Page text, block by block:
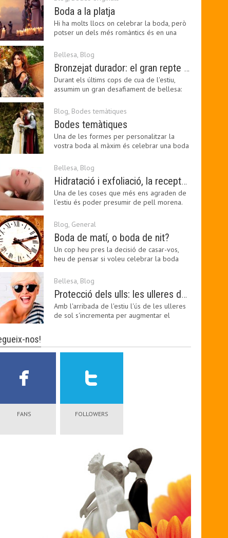
Boda a la platja
Hi ha molts llocs on celebrar la boda, però
potser un dels més romàntics és en una
Bellesa, Blog
Bronzejat durador: el gran repte beauty del final de l’estiu
Durant els últims cops de cua de l'estiu,
assumim un gran desafiament de bellesa:
Blog, Bodes temàtiques
Bodes temàtiques
Una de les formes per personalitzar la
vostra boda al màxim és celebrar una boda
Bellesa, Blog
Hidratació i exfoliació, la recepta per mantenir el bronzejat
Una de les coses que més ens agraden de
l'estiu és poder presumir de pell morena.
Blog, General
Boda de matí, o boda de nit?
Un cop heu pres la decisió de casar-vos,
heu de pensar si voleu celebrar la boda
Bellesa, Blog
Protecció dels ulls: les ulleres de sol, imprescindibles en una boda estiuenca
Amb l'arribada de l'estiu l'ús de les ulleres
de sol s'incrementa per augmentar el
nos!
FANS FOLLOWERS